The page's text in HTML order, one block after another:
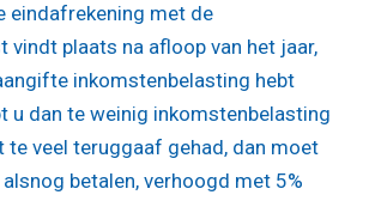
eindafrekening met de
vindt plaats na afloop van het jaar,
inkomstenbelasting hebt
u dan te weinig inkomstenbelasting
veel teruggaaf gehad, dan moet
betalen, verhoogd met 5%